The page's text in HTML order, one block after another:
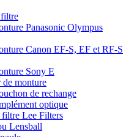
Panasonic Olympus
Canon EF-S, EF et RF-S
Sony E
de monture
de rechange
optique
filtre Lee Filters
Lensball